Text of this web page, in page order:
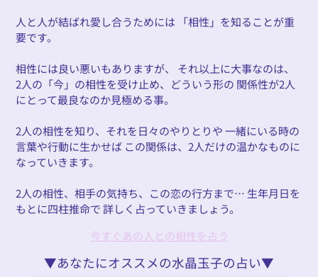
人と人が結ばれ愛し合うためには 「相性」を知ることが重
要です。
相性には良い悪いもありますが、 それ以上に大事なのは、
2人の「今」の相性を受け止め、どういう形の 関係性が2人
にとって最良なのか見極める事。
2人の相性を知り、それを日々のやりとりや 一緒にいる時の
言葉や行動に生かせば この関係は、2人だけの温かなものに
なっていきます。
2人の相性、相手の気持ち、この恋の行方まで… 生年月日を
もとに四柱推命で 詳しく占っていきましょう。
今すぐあの人との相性を占う
▼あなたにオススメの水晶玉子の占い▼